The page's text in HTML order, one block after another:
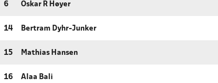
6 Oskar R Høyer
14 Bertram Dyhr-Junker
15 Mathias Hansen
16 Alaa Bali